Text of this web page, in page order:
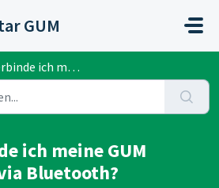
GUM
GUM Playbrush via Bluetooth?
ich meine GUM
Bluetooth?